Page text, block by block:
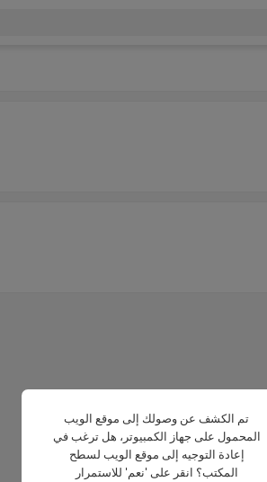
تم الكشف عن وصولك إلى موقع الويب
المحمول على جهاز الكمبيوتر، هل ترغب في
إعادة التوجيه إلى موقع الويب لسطح
المكتب؟ انقر على 'نعم' للاستمرار